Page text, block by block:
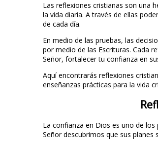
Las reflexiones cristianas son una
la vida diaria. A través de ellas
de cada día.
En medio de las pruebas, las
por medio de las Escrituras. Cada
Señor, fortalecer tu confianza en
Aquí encontrarás reflexiones
enseñanzas prácticas para la vida
La confianza en Dios es uno de
Señor descubrimos que sus